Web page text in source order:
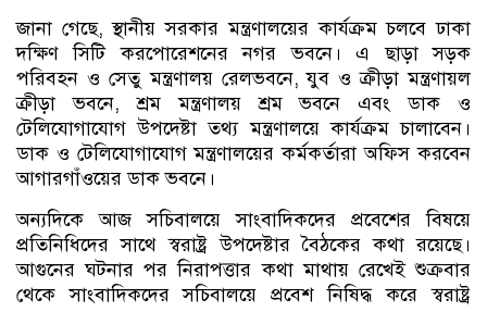
জানা গেছে, স্থানীয় সরকার মন্ত্রণালয়ের কার্যক্রম চলবে ঢাকা
দক্ষিণ সিটি করপোরেশনের নগর ভবনে। এ ছাড়া সড়ক
পরিবহন ও সেতু মন্ত্রণালয় রেলভবনে, যুব ও ক্রীড়া মন্ত্রণায়ল
ক্রীড়া ভবনে, শ্রম মন্ত্রণালয় শ্রম ভবনে এবং ডাক ও
টেলিযোগাযোগ উপদেষ্টা তথ্য মন্ত্রণালয়ে কার্যক্রম চালাবেন।
ডাক ও টেলিযোগাযোগ মন্ত্রণালয়ের কর্মকর্তারা অফিস করবেন
আগারগাঁওয়ের ডাক ভবনে।
অন্যদিকে আজ সচিবালয়ে সাংবাদিকদের প্রবেশের বিষয়ে
প্রতিনিধিদের সাথে স্বরাষ্ট্র উপদেষ্টার বৈঠকের কথা রয়েছে।
আগুনের ঘটনার পর নিরাপত্তার কথা মাথায় রেখেই শুক্রবার
থেকে সাংবাদিকদের সচিবালয়ে প্রবেশ নিষিদ্ধ করে স্বরাষ্ট্র